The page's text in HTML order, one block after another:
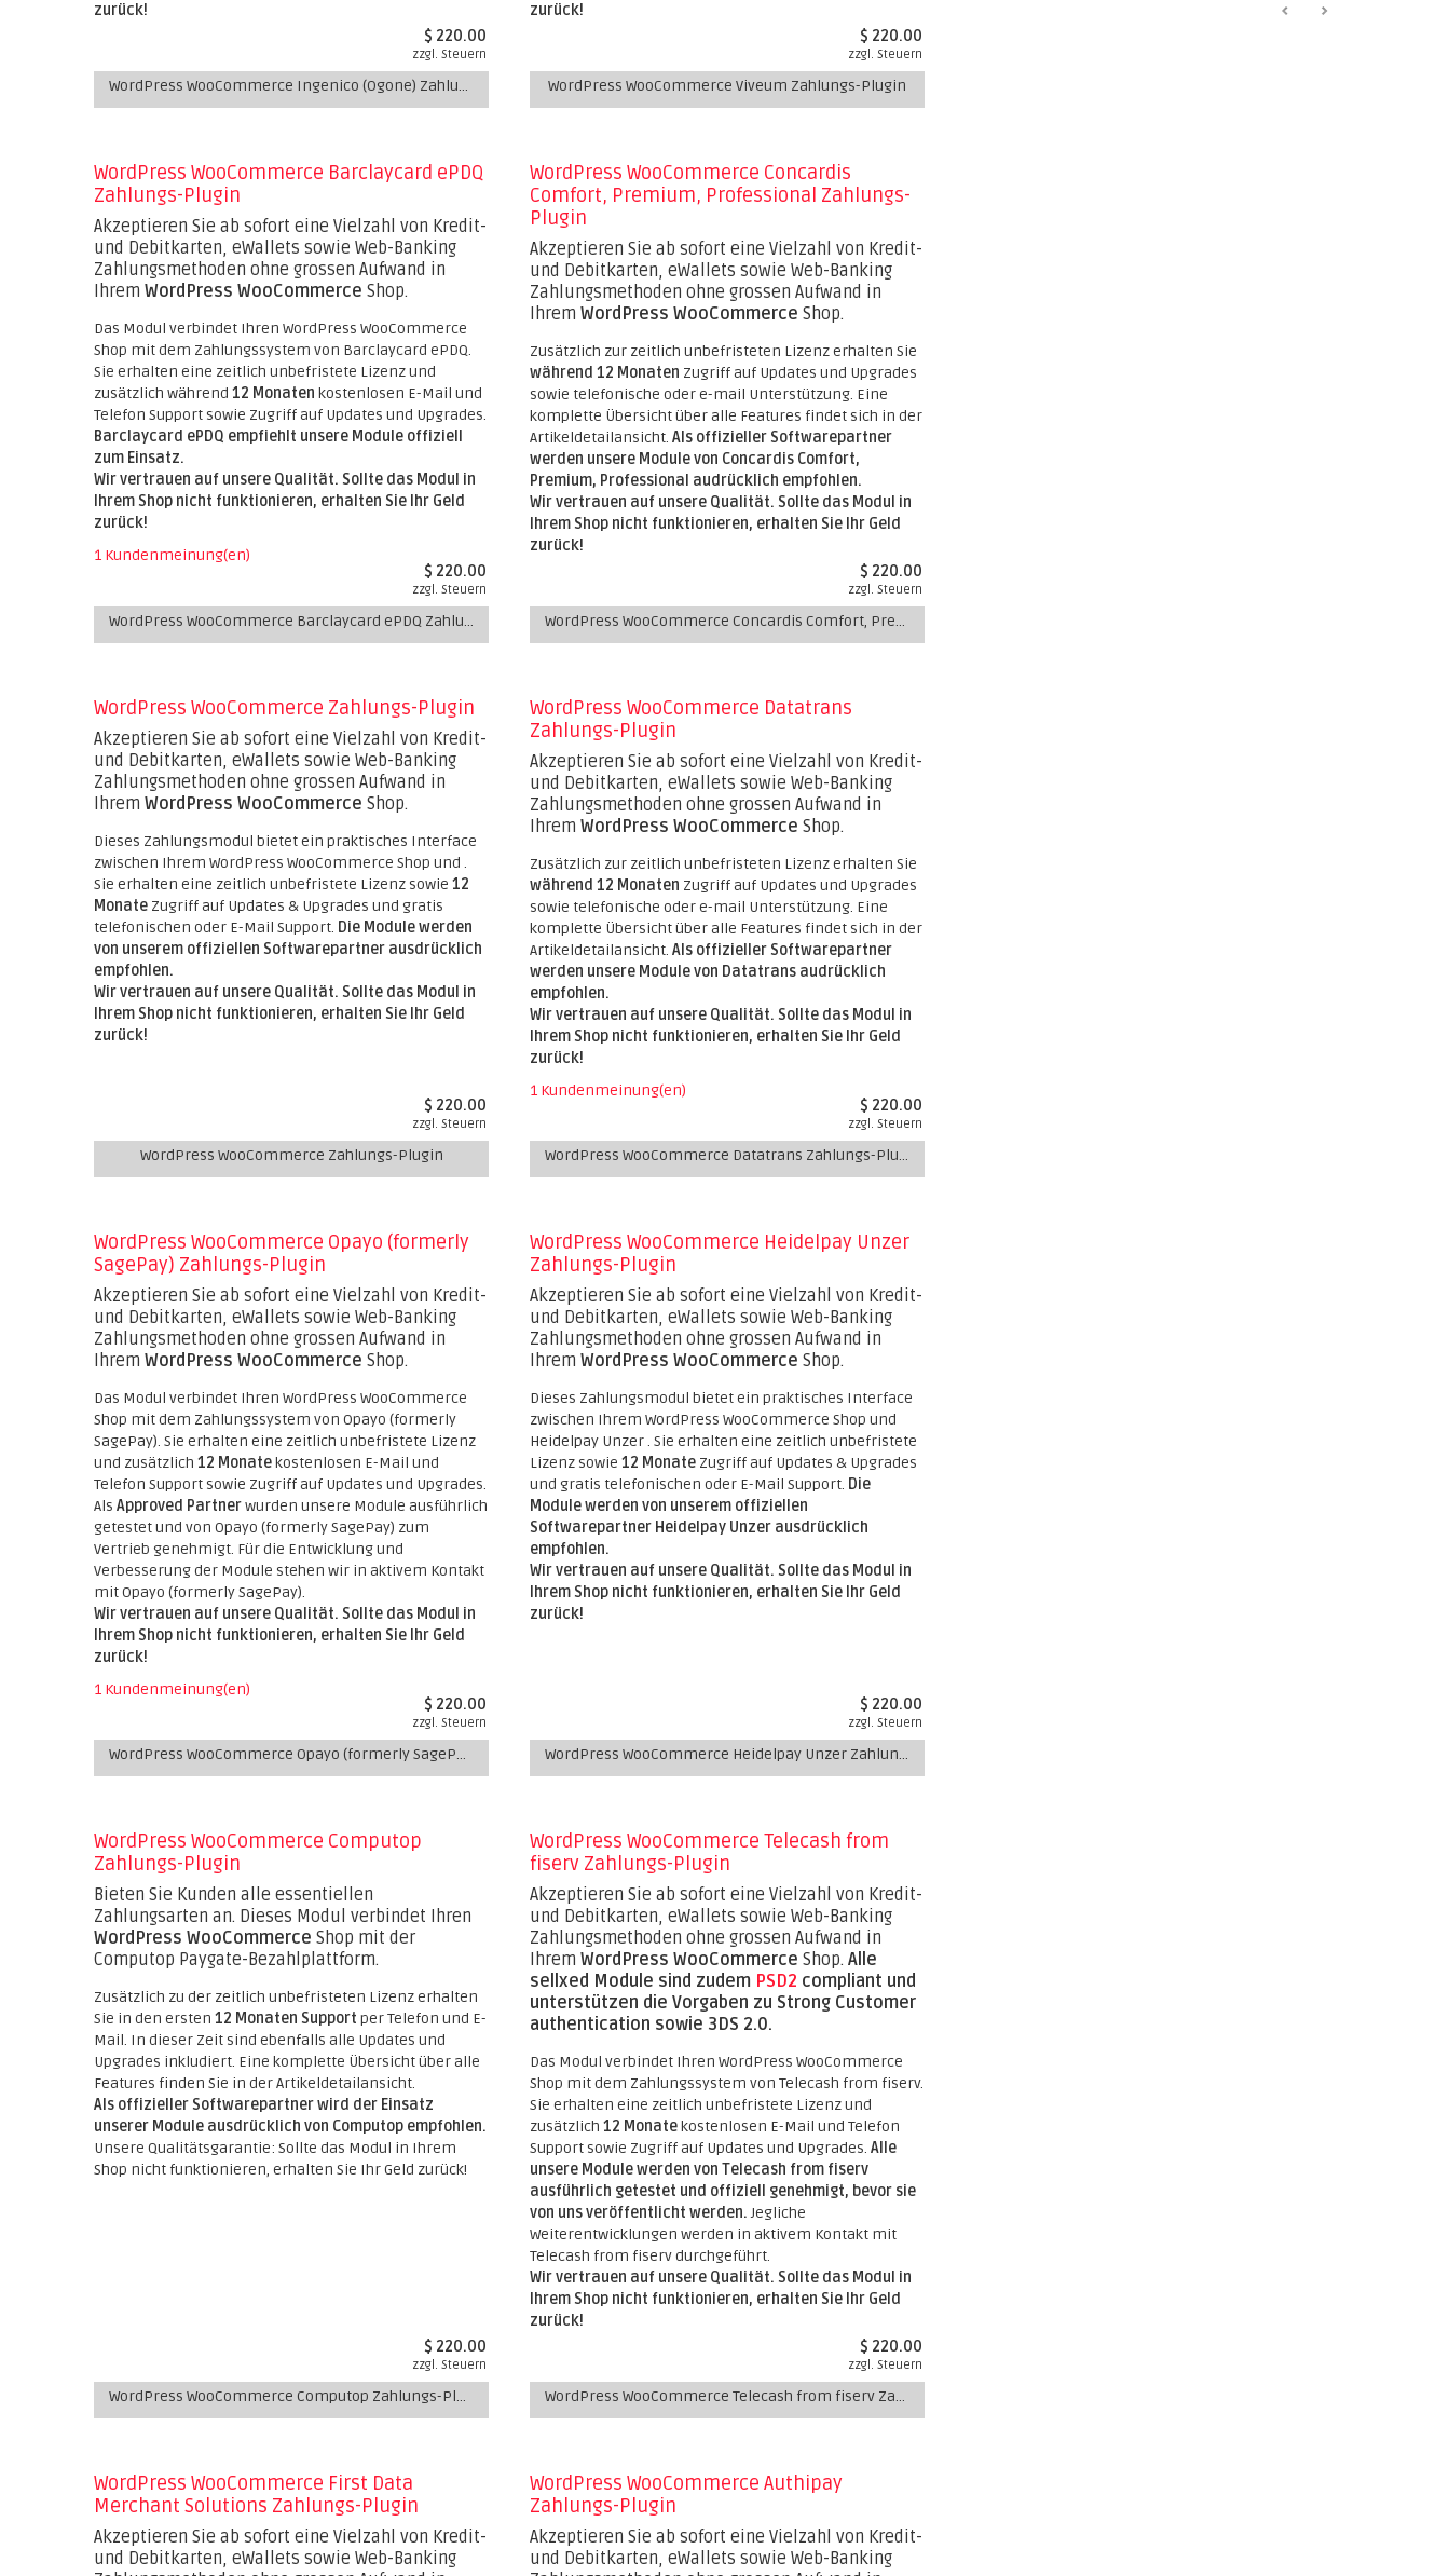
zurück!
$ 220.00
zzgl. Steuern
WordPress WooCommerce Ingenico (Ogone) Zahlungs-Plugin
zurück!
$ 220.00
zzgl. Steuern
WordPress WooCommerce Viveum Zahlungs-Plugin
WordPress WooCommerce Barclaycard ePDQ
Zahlungs-Plugin
Akzeptieren Sie ab sofort eine Vielzahl von Kredit-
und Debitkarten, eWallets sowie Web-Banking
Zahlungsmethoden ohne grossen Aufwand in
Ihrem WordPress WooCommerce Shop.
Das Modul verbindet Ihren WordPress WooCommerce
Shop mit dem Zahlungssystem von Barclaycard ePDQ.
Sie erhalten eine zeitlich unbefristete Lizenz und
zusätzlich während 12 Monaten kostenlosen E-Mail und
Telefon Support sowie Zugriff auf Updates und Upgrades.
Barclaycard ePDQ empfiehlt unsere Module offiziell
zum Einsatz.
Wir vertrauen auf unsere Qualität. Sollte das Modul in
Ihrem Shop nicht funktionieren, erhalten Sie Ihr Geld
zurück!
1 Kundenmeinung(en)
$ 220.00
zzgl. Steuern
WordPress WooCommerce Barclaycard ePDQ Zahlungs-Plugin
WordPress WooCommerce Concardis
Comfort, Premium, Professional Zahlungs-
Plugin
Akzeptieren Sie ab sofort eine Vielzahl von Kredit-
und Debitkarten, eWallets sowie Web-Banking
Zahlungsmethoden ohne grossen Aufwand in
IhremWordPress WooCommerceShop.
Zusätzlich zur zeitlich unbefristeten Lizenz erhalten Sie
während 12 Monaten Zugriff auf Updates und Upgrades
sowie telefonische oder e-mail Unterstützung. Eine
komplette Übersicht über alle Features findet sich in der
Artikeldetailansicht.Als offizieller Softwarepartner
werden unsere Module von Concardis Comfort,
Premium, Professional audrücklich empfohlen.
Wir vertrauen auf unsere Qualität. Sollte das Modul in
Ihrem Shop nicht funktionieren, erhalten Sie Ihr Geld
zurück!
$ 220.00
zzgl. Steuern
WordPress WooCommerce Concardis Comfort, Premium, Professional Zahlungs-Plugin
WordPress WooCommerce Zahlungs-Plugin
Akzeptieren Sie ab sofort eine Vielzahl von Kredit-
und Debitkarten, eWallets sowie Web-Banking
Zahlungsmethoden ohne grossen Aufwand in
Ihrem WordPress WooCommerce Shop.
Dieses Zahlungsmodul bietet ein praktisches Interface
zwischen Ihrem WordPress WooCommerce Shop und .
Sie erhalten eine zeitlich unbefristete Lizenz sowie 12
Monate Zugriff auf Updates & Upgrades und gratis
telefonischen oder E-Mail Support. Die Module werden
von unserem offiziellen Softwarepartner ausdrücklich
empfohlen.
Wir vertrauen auf unsere Qualität. Sollte das Modul in
Ihrem Shop nicht funktionieren, erhalten Sie Ihr Geld
zurück!
$ 220.00
zzgl. Steuern
WordPress WooCommerce Zahlungs-Plugin
WordPress WooCommerce Datatrans
Zahlungs-Plugin
Akzeptieren Sie ab sofort eine Vielzahl von Kredit-
und Debitkarten, eWallets sowie Web-Banking
Zahlungsmethoden ohne grossen Aufwand in
IhremWordPress WooCommerceShop.
Zusätzlich zur zeitlich unbefristeten Lizenz erhalten Sie
während 12 Monaten Zugriff auf Updates und Upgrades
sowie telefonische oder e-mail Unterstützung. Eine
komplette Übersicht über alle Features findet sich in der
Artikeldetailansicht.Als offizieller Softwarepartner
werden unsere Module von Datatrans audrücklich
empfohlen.
Wir vertrauen auf unsere Qualität. Sollte das Modul in
Ihrem Shop nicht funktionieren, erhalten Sie Ihr Geld
zurück!
1 Kundenmeinung(en)
$ 220.00
zzgl. Steuern
WordPress WooCommerce Datatrans Zahlungs-Plugin
WordPress WooCommerce Opayo (formerly
SagePay) Zahlungs-Plugin
Akzeptieren Sie ab sofort eine Vielzahl von Kredit-
und Debitkarten, eWallets sowie Web-Banking
Zahlungsmethoden ohne grossen Aufwand in
Ihrem WordPress WooCommerce Shop.
Das Modul verbindet Ihren WordPress WooCommerce
Shop mit dem Zahlungssystem von Opayo (formerly
SagePay). Sie erhalten eine zeitlich unbefristete Lizenz
und zusätzlich 12 Monatekostenlosen E-Mail und
Telefon Support sowie Zugriff auf Updates und Upgrades.
Als Approved Partnerwurden unsere Module ausführlich
getestet und von Opayo (formerly SagePay) zum
Vertrieb genehmigt. Für die Entwicklung und
Verbesserung der Module stehen wir in aktivem Kontakt
mit Opayo (formerly SagePay).
Wir vertrauen auf unsere Qualität. Sollte das Modul in
Ihrem Shop nicht funktionieren, erhalten Sie Ihr Geld
zurück!
1 Kundenmeinung(en)
$ 220.00
zzgl. Steuern
WordPress WooCommerce Opayo (formerly SagePay) Zahlungs-Plugin
WordPress WooCommerce Heidelpay Unzer
Zahlungs-Plugin
Akzeptieren Sie ab sofort eine Vielzahl von Kredit-
und Debitkarten, eWallets sowie Web-Banking
Zahlungsmethoden ohne grossen Aufwand in
IhremWordPress WooCommerceShop.
Dieses Zahlungsmodul bietet ein praktisches Interface
zwischen Ihrem WordPress WooCommerce Shop und
Heidelpay Unzer . Sie erhalten eine zeitlich unbefristete
Lizenz sowie12 Monate Zugriff auf Updates & Upgrades
und gratis telefonischen oder E-Mail Support. Die
Module werden von unserem offiziellen
Softwarepartner Heidelpay Unzer ausdrücklich
empfohlen.
Wir vertrauen auf unsere Qualität. Sollte das Modul in
Ihrem Shop nicht funktionieren, erhalten Sie Ihr Geld
zurück!
$ 220.00
zzgl. Steuern
WordPress WooCommerce Heidelpay Unzer Zahlungs-Plugin
WordPress WooCommerce Computop
Zahlungs-Plugin
Bieten Sie Kunden alle essentiellen
Zahlungsarten an. Dieses Modul verbindet Ihren
WordPress WooCommerce Shop mit der
Computop Paygate-Bezahlplattform.
Zusätzlich zu der zeitlich unbefristeten Lizenz erhalten
Sie in den ersten 12 Monaten Support per Telefon und E-
Mail. In dieser Zeit sind ebenfalls alle Updates und
Upgrades inkludiert. Eine komplette Übersicht über alle
Features finden Sie in der Artikeldetailansicht.
Als offizieller Softwarepartner wird der Einsatz
unserer Module ausdrücklich von Computop empfohlen.
Unsere Qualitätsgarantie: Sollte das Modul in Ihrem
Shop nicht funktionieren, erhalten Sie Ihr Geld zurück!
$ 220.00
zzgl. Steuern
WordPress WooCommerce Computop Zahlungs-Plugin
WordPress WooCommerce Telecash from
fiserv Zahlungs-Plugin
Akzeptieren Sie ab sofort eine Vielzahl von Kredit-
und Debitkarten, eWallets sowie Web-Banking
Zahlungsmethoden ohne grossen Aufwand in
IhremWordPress WooCommerceShop.Alle
sellxed Module sind zudem PSD2 compliant und
unterstützen die Vorgaben zu Strong Customer
authentication sowie 3DS 2.0.
Das Modul verbindet Ihren WordPress WooCommerce
Shop mit dem Zahlungssystem von Telecash from fiserv.
Sie erhalten eine zeitlich unbefristete Lizenz und
zusätzlich12 Monatekostenlosen E-Mail und Telefon
Support sowie Zugriff auf Updates und Upgrades.Alle
unsere Module werden von Telecash from fiserv
ausführlich getestet und offiziell genehmigt, bevor sie
von uns veröffentlicht werden.Jegliche
Weiterentwicklungen werden in aktivem Kontakt mit
Telecash from fiserv durchgeführt.
Wir vertrauen auf unsere Qualität. Sollte das Modul in
Ihrem Shop nicht funktionieren, erhalten Sie Ihr Geld
zurück!
$ 220.00
zzgl. Steuern
WordPress WooCommerce Telecash from fiserv Zahlungs-Plugin
WordPress WooCommerce First Data
Merchant Solutions Zahlungs-Plugin
Akzeptieren Sie ab sofort eine Vielzahl von Kredit-
und Debitkarten, eWallets sowie Web-Banking
WordPress WooCommerce Authipay
Zahlungs-Plugin
Akzeptieren Sie ab sofort eine Vielzahl von Kredit-
und Debitkarten, eWallets sowie Web-Banking